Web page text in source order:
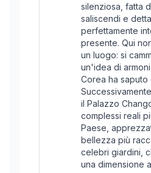
silenziosa, fatta
saliscendi e
perfettamente
presente. Qui
un luogo: si
un'idea di
Corea ha saputo
il Palazzo
complessi reali
Paese,
bellezza più
celebri giardini,
una dimensione